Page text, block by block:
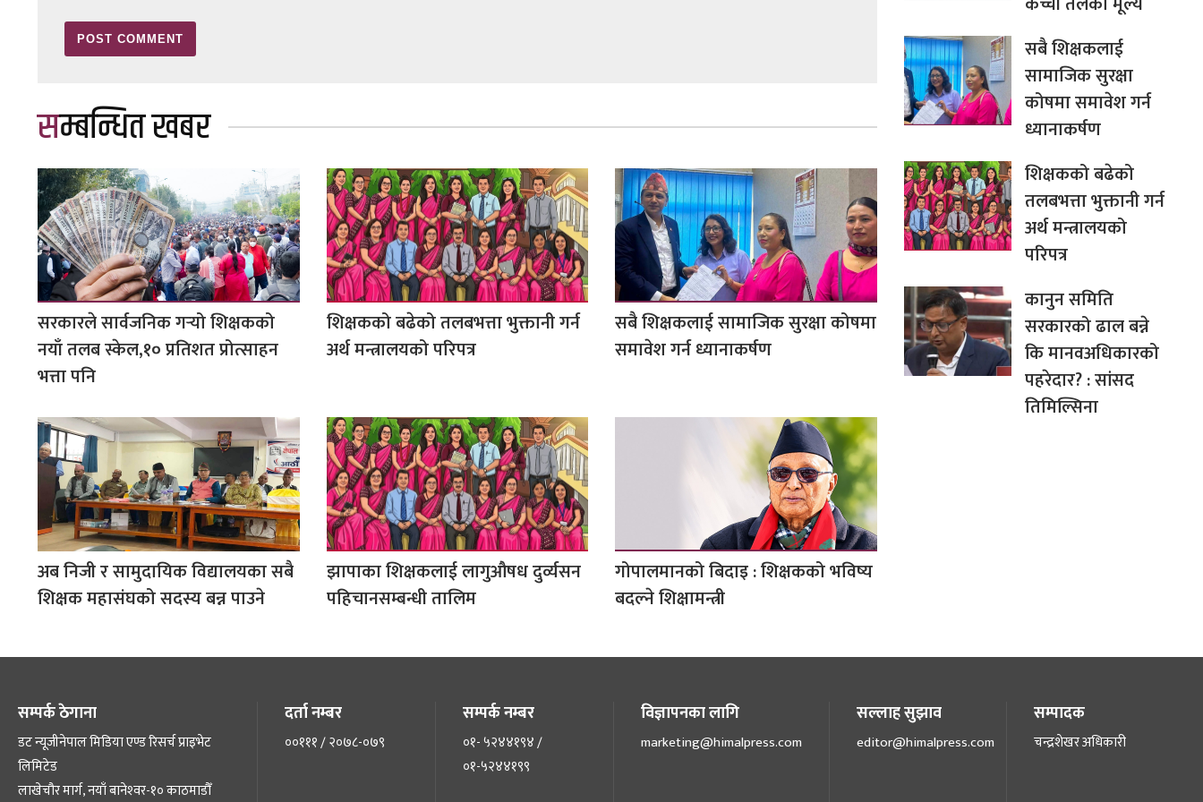
सम्बन्धित खबर
सरकारले सार्वजनिक गर्‍यो शिक्षकको
नयाँ तलब स्केल,१० प्रतिशत प्रोत्साहन
भत्ता पनि
शिक्षकको बढेको तलबभत्ता भुक्तानी गर्न
अर्थ मन्त्रालयको परिपत्र
सबै शिक्षकलाई सामाजिक सुरक्षा कोषमा
समावेश गर्न ध्यानाकर्षण
अब निजी र सामुदायिक विद्यालयका सबै
शिक्षक महासंघको सदस्य बन्न पाउने
झापाका शिक्षकलाई लागुऔषध दुर्व्यसन
पहिचानसम्बन्धी तालिम
गोपालमानको बिदाइ : शिक्षकको भविष्य
बदल्ने शिक्षामन्त्री
सबै शिक्षकलाई
सामाजिक सुरक्षा
कोषमा समावेश गर्न
ध्यानाकर्षण
शिक्षकको बढेको
तलबभत्ता भुक्तानी गर्न
अर्थ मन्त्रालयको
परिपत्र
कानुन समिति
सरकारको ढाल बन्ने
कि मानवअधिकारको
पहरेदार? : सांसद
तिमिल्सिना
सम्पर्क ठेगाना
डट न्यूजीनेपाल मिडिया एण्ड रिसर्च प्राइभेट
लिमिटेड
लाखेचौर मार्ग, नयाँ बानेश्‍वर-१० काठमाडौँ
दर्ता नम्बर
००१११ / २०७८-०७९
सम्पर्क नम्बर
०१- ५२४४१९४ /
०१-५२४४१९९
विज्ञापनका लागि
marketing@himalpress.com
सल्लाह सुझाव
editor@himalpress.com
सम्पादक
चन्द्रशेखर अधिकारी